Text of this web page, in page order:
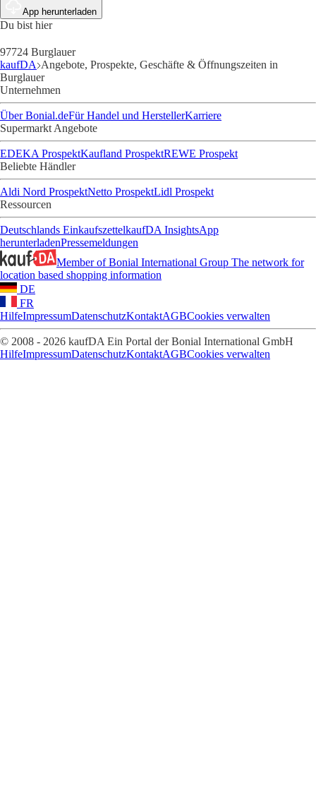
App herunterladen
Du bist hier
97724 Burglauer
kaufDA Angebote, Prospekte, Geschäfte & Öffnungszeiten in
Burglauer
Unternehmen
Über Bonial.deFür Handel und HerstellerKarriere
Supermarkt Angebote
EDEKA ProspektKaufland ProspektREWE Prospekt
Beliebte Händler
Aldi Nord ProspektNetto ProspektLidl Prospekt
Ressourcen
Deutschlands EinkaufszettelkaufDA InsightsApp
herunterladenPressemeldungen
Member of Bonial International Group The network for
location based shopping information
DE
FR
HilfeImpressumDatenschutzKontaktAGBCookies verwalten
© 2008 - 2026 kaufDA Ein Portal der Bonial International GmbH
HilfeImpressumDatenschutzKontaktAGBCookies verwalten